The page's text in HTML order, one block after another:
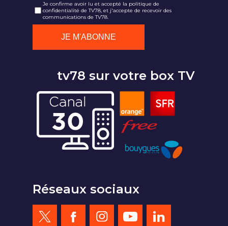
Je confirme avoir lu et accepté la politique de
confidentialité de TV78, et j'accepte de recevoir des
communications de TV78.
tv78 sur votre box TV
Réseaux sociaux